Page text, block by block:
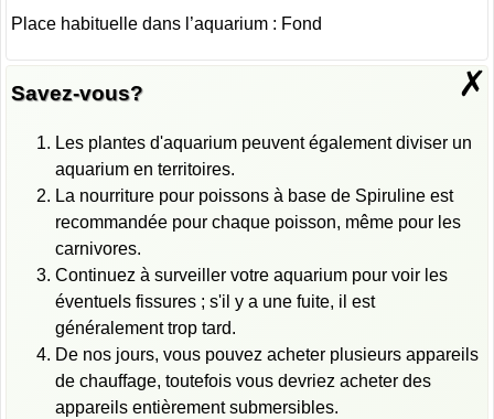
Place habituelle dans l’aquarium : Fond
✗
Savez-vous?
Les plantes d'aquarium peuvent également diviser un
aquarium en territoires.
La nourriture pour poissons à base de Spiruline est
recommandée pour chaque poisson, même pour les
carnivores.
Continuez à surveiller votre aquarium pour voir les
éventuels fissures ; s'il y a une fuite, il est
généralement trop tard.
De nos jours, vous pouvez acheter plusieurs appareils
de chauffage, toutefois vous devriez acheter des
appareils entièrement submersibles.